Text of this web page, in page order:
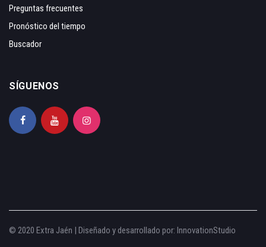
Preguntas frecuentes
Pronóstico del tiempo
Buscador
SÍGUENOS
© 2020 Extra Jaén | Diseñado y desarrollado por: InnovationStudio